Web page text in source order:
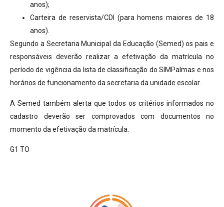
anos);
Carteira de reservista/CDI (para homens maiores de 18
anos).
Segundo a Secretaria Municipal da Educação (Semed) os pais e
responsáveis deverão realizar a efetivação da matrícula no
período de vigência da lista de classificação do SIMPalmas e nos
horários de funcionamento da secretaria da unidade escolar.
A Semed também alerta que todos os critérios informados no
cadastro deverão ser comprovados com documentos no
momento da efetivação da matrícula.
G1 TO